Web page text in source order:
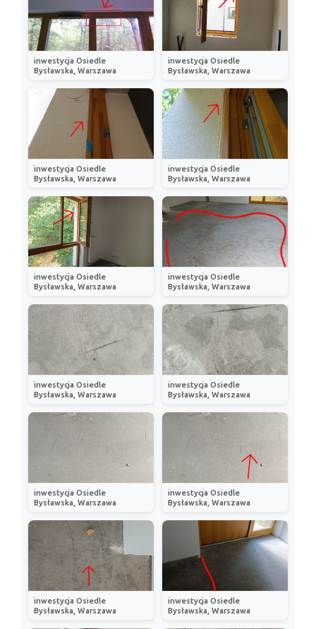
inwestycja Osiedle
Bysławska, Warszawa
inwestycja Osiedle
Bysławska, Warszawa
inwestycja Osiedle
Bysławska, Warszawa
inwestycja Osiedle
Bysławska, Warszawa
inwestycja Osiedle
Bysławska, Warszawa
inwestycja Osiedle
Bysławska, Warszawa
inwestycja Osiedle
Bysławska, Warszawa
inwestycja Osiedle
Bysławska, Warszawa
inwestycja Osiedle
Bysławska, Warszawa
inwestycja Osiedle
Bysławska, Warszawa
inwestycja Osiedle
Bysławska, Warszawa
inwestycja Osiedle
Bysławska, Warszawa